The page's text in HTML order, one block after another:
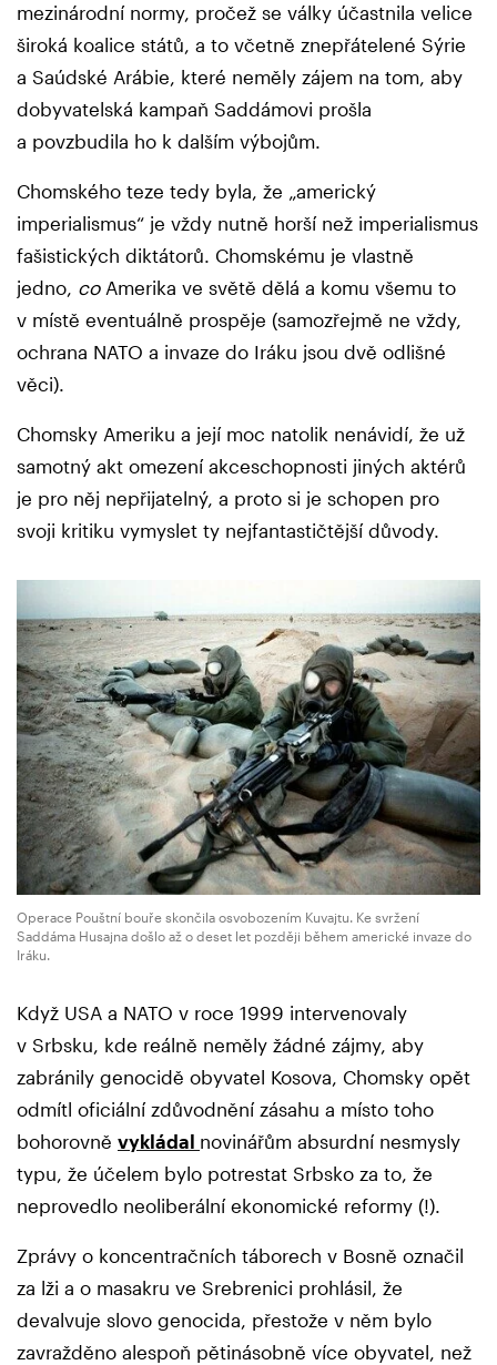
mezinárodní normy, pročež se války účastnila velice
široká koalice států, a to včetně znepřátelené Sýrie
a Saúdské Arábie, které neměly zájem na tom, aby
dobyvatelská kampaň Saddámovi prošla
a povzbudila ho k dalším výbojům.
Chomského teze tedy byla, že „americký
imperialismus“ je vždy nutně horší než imperialismus
fašistických diktátorů. Chomskému je vlastně
jedno, co Amerika ve světě dělá a komu všemu to
v místě eventuálně prospěje (samozřejmě ne vždy,
ochrana NATO a invaze do Iráku jsou dvě odlišné
věci).
Chomsky Ameriku a její moc natolik nenávidí, že už
samotný akt omezení akceschopnosti jiných aktérů
je pro něj nepřijatelný, a proto si je schopen pro
svoji kritiku vymyslet ty nejfantastičtější důvody.
Operace Pouštní bouře skončila osvobozením Kuvajtu. Ke svržení
Saddáma Husajna došlo až o deset let později během americké invaze do
Iráku.
Když USA a NATO v roce 1999 intervenovaly
v Srbsku, kde reálně neměly žádné zájmy, aby
zabránily genocidě obyvatel Kosova, Chomsky opět
odmítl oficiální zdůvodnění zásahu a místo toho
bohorovně vykládal novinářům absurdní nesmysly
typu, že účelem bylo potrestat Srbsko za to, že
neprovedlo neoliberální ekonomické reformy (!).
Zprávy o koncentračních táborech v Bosně označil
za lži a o masakru ve Srebrenici prohlásil, že
devalvuje slovo genocida, přestože v něm bylo
zavražděno alespoň pětinásobně více obyvatel, než